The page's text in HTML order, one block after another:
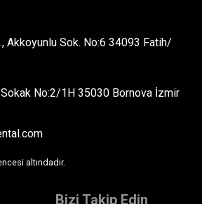
Akkoyunlu Sok. No:6 34093 Fatih/
No:2/1H 35030 Bornova İzmir
altındadır.
Bizi Takip Edin